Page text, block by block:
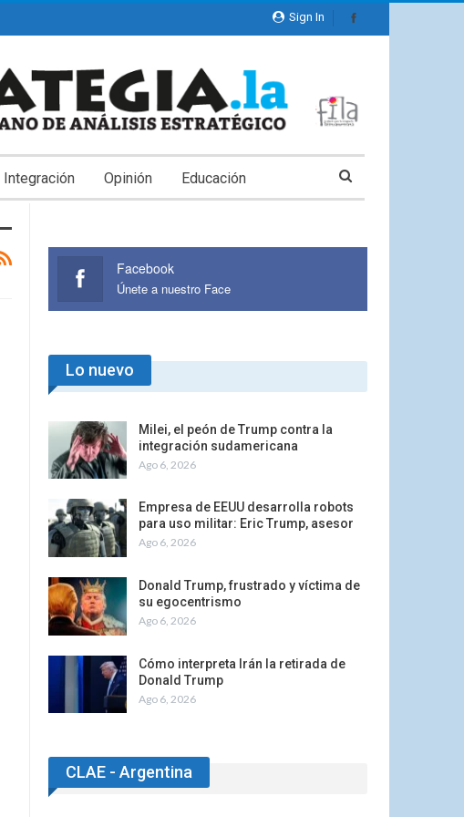
Sign In
Integración Opinión Educación
Facebook
Únete a nuestro Face
Lo nuevo
Milei, el peón de Trump contra la
integración sudamericana
Ago 6, 2026
Empresa de EEUU desarrolla robots
para uso militar: Eric Trump, asesor
Ago 6, 2026
Donald Trump, frustrado y víctima de
su egocentrismo
Ago 6, 2026
Cómo interpreta Irán la retirada de
Donald Trump
Ago 6, 2026
CLAE - Argentina